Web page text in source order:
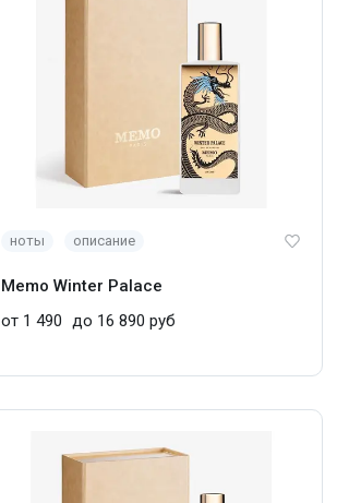
ноты описание
Memo Winter Palace
от 1 490
до 16 890 руб